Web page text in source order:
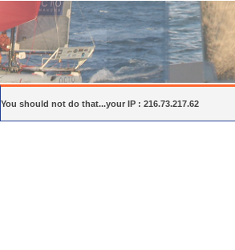
You should not do that...your IP : 216.73.217.62